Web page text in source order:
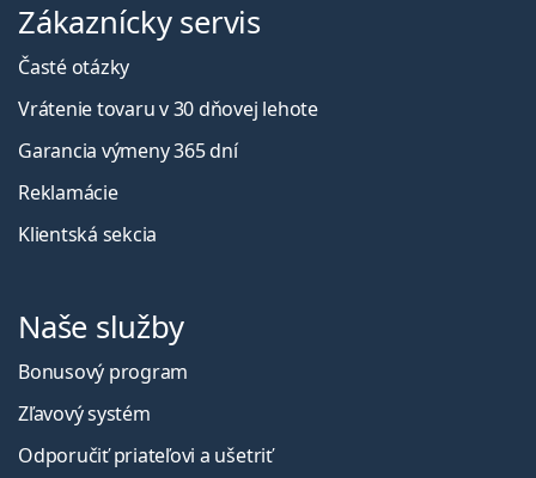
Zákaznícky servis
Časté otázky
Vrátenie tovaru v 30 dňovej lehote
Garancia výmeny 365 dní
Reklamácie
Klientská sekcia
Naše služby
Bonusový program
Zľavový systém
Odporučiť priateľovi a ušetriť